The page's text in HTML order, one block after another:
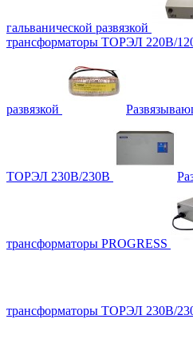
гальванической развязкой
трансформаторы ТОРЭЛ 220В/
развязкой
ТОРЭЛ 230В/230В
трансформаторы PROGRESS
трансформаторы ТОРЭЛ 230В/